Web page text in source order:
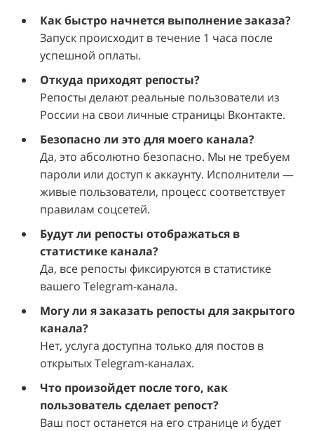
Как быстро начнется выполнение заказа?
Запуск происходит в течение 1 часа после
успешной оплаты.
Откуда приходят репосты?
Репосты делают реальные пользователи из
России на свои личные страницы Вконтакте.
Безопасно ли это для моего канала?
Да, это абсолютно безопасно. Мы не требуем
пароли или доступ к аккаунту. Исполнители —
живые пользователи, процесс соответствует
правилам соцсетей.
Будут ли репосты отображаться в
статистике канала?
Да, все репосты фиксируются в статистике
вашего Telegram-канала.
Могу ли я заказать репосты для закрытого
канала?
Нет, услуга доступна только для постов в
открытых Telegram-каналах.
Что произойдет после того, как
пользователь сделает репост?
Ваш пост останется на его странице и будет